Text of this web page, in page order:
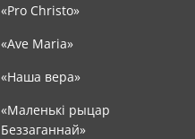
«Pro Christo»
«Ave Maria»
«Наша вера»
«Маленькі рыцар
Беззаганнай»